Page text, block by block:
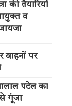
की तैयारियों
व
वाहनों पर
पटेल का
से गूंजा